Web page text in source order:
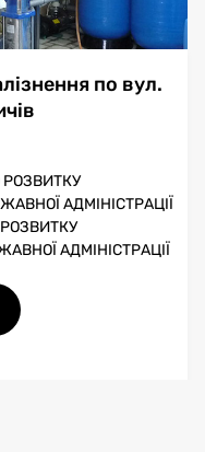
по вул.
РОЗВИТКУ
АДМІНІСТРАЦІЇ
АДМІНІСТРАЦІЇ